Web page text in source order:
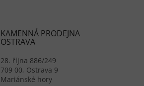
KAMENNÁ PRODEJNA
OSTRAVA
28. října 886/249
709 00, Ostrava 9
Mariánské hory